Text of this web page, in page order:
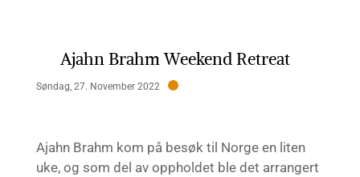
Ajahn Brahm Weekend Retreat
Søndag, 27. November 2022
Ajahn Brahm kom på besøk til Norge en liten
uke, og som del av oppholdet ble det arrangert